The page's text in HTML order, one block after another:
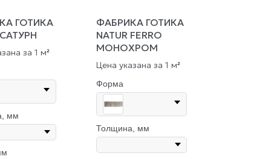
ГОТИКА
САТУРН
за 1 м²
мм
ФАБРИКА ГОТИКА
NATUR FERRO
МОНОХРОМ
Цена указана за 1 м²
Форма
Толщина, мм